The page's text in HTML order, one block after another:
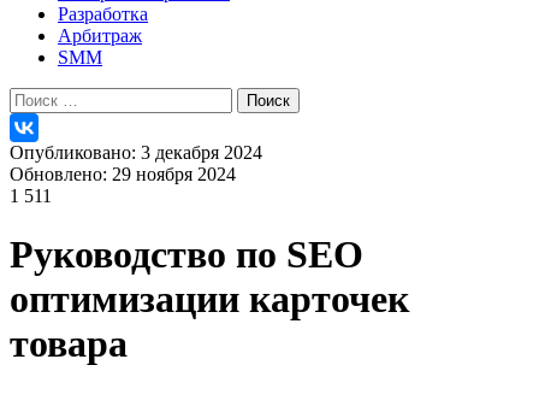
Разработка
Арбитраж
SMM
Найти:
Опубликовано: 3 декабря 2024
Обновлено: 29 ноября 2024
1 511
Руководство по SEO
оптимизации карточек
товара